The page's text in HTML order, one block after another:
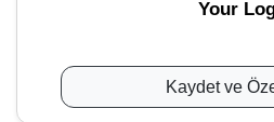
Your
Kaydet ve